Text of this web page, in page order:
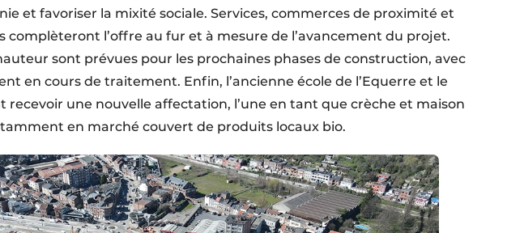
et favoriser la mixité sociale. Services, commerces de proximité et
complèteront l’offre au fur et à mesure de l’avancement du projet.
sont prévues pour les prochaines phases de construction, avec
en cours de traitement. Enfin, l’ancienne école de l’Equerre et le
recevoir une nouvelle affectation, l’une en tant que crèche et maison
en marché couvert de produits locaux bio.